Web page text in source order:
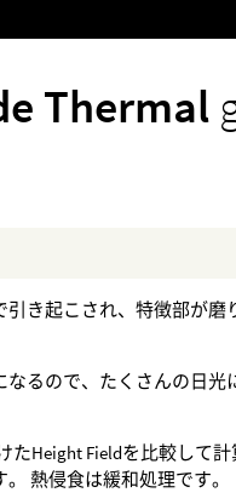
Thermal
き起こされ、特徴部が
るので、たくさんの日
たHeight Fieldを比較して
熱侵食は緩和処理です。